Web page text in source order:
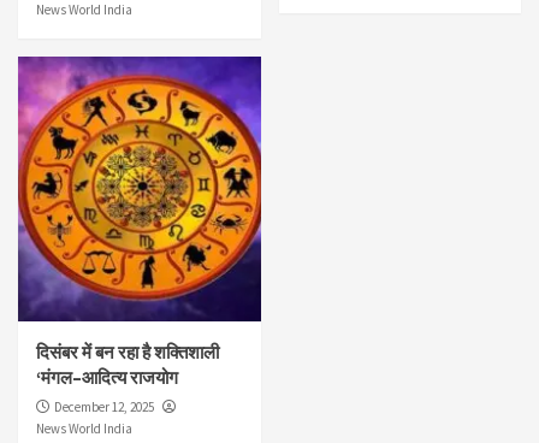
News World India
दिसंबर में बन रहा है शक्तिशाली
‘मंगल–आदित्य राजयोग
December 12, 2025
News World India